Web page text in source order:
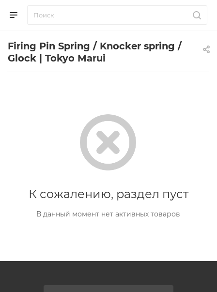
Firing Pin Spring / Knocker spring /
Glock | Tokyo Marui
К сожалению, раздел пуст
В данный момент нет активных товаров